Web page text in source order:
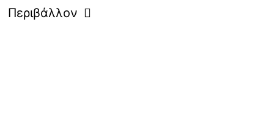
Περιβάλλον